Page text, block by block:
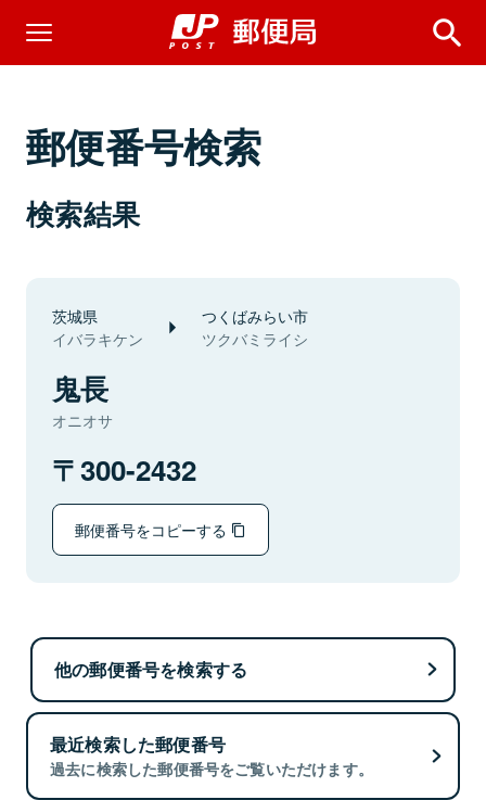
郵便番号検索
検索結果
茨城県
イバラキケン
つくばみらい市
ツクバミライシ
鬼長
オニオサ
300-2432
郵便番号をコピーする
他の郵便番号を検索する
最近検索した郵便番号
過去に検索した郵便番号をご覧いただけます。